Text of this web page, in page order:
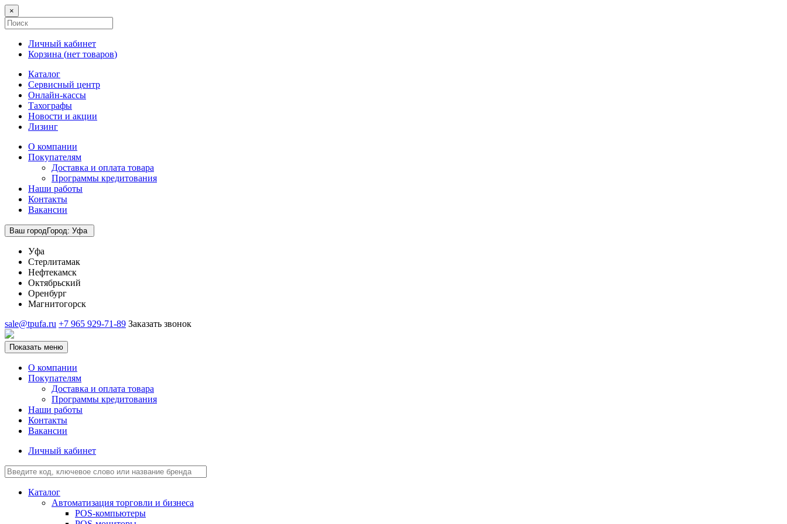
×
Личный кабинет
Корзина (нет товаров)
Каталог
Сервисный центр
Онлайн-кассы
Тахографы
Новости и акции
Лизинг
О компании
Покупателям
Доставка и оплата товара
Программы кредитования
Наши работы
Контакты
Вакансии
Ваш городГород: Уфа
Уфа
Стерлитамак
Нефтекамск
Октябрьский
Оренбург
Магнитогорск
sale@tpufa.ru +7 965 929-71-89 Заказать звонок
Показать меню
О компании
Покупателям
Доставка и оплата товара
Программы кредитования
Наши работы
Контакты
Вакансии
Личный кабинет
Каталог
Автоматизация торговли и бизнеса
POS-компьютеры